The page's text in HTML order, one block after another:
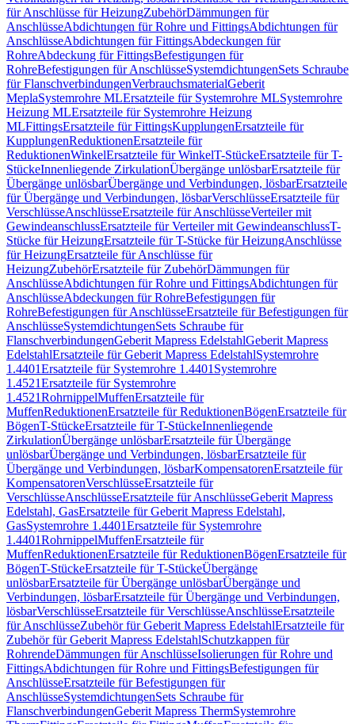
für Anschlüsse für HeizungZubehörDämmungen für
AnschlüsseAbdichtungen für Rohre und FittingsAbdichtungen für
AnschlüsseAbdichtungen für FittingsAbdeckungen für
RohreAbdeckung für FittingsBefestigungen für
RohreBefestigungen für AnschlüsseSystemdichtungenSets Schraube
für FlanschverbindungenVerbrauchsmaterialGeberit
MeplaSystemrohre MLErsatzteile für Systemrohre MLSystemrohre
Heizung MLErsatzteile für Systemrohre Heizung
MLFittingsErsatzteile für FittingsKupplungenErsatzteile für
KupplungenReduktionenErsatzteile für
ReduktionenWinkelErsatzteile für WinkelT-StückeErsatzteile für T-
StückeInnenliegende ZirkulationÜbergänge unlösbarErsatzteile für
Übergänge unlösbarÜbergänge und Verbindungen, lösbarErsatzteile
für Übergänge und Verbindungen, lösbarVerschlüsseErsatzteile für
VerschlüsseAnschlüsseErsatzteile für AnschlüsseVerteiler mit
GewindeanschlussErsatzteile für Verteiler mit GewindeanschlussT-
Stücke für HeizungErsatzteile für T-Stücke für HeizungAnschlüsse
für HeizungErsatzteile für Anschlüsse für
HeizungZubehörErsatzteile für ZubehörDämmungen für
AnschlüsseAbdichtungen für Rohre und FittingsAbdichtungen für
AnschlüsseAbdeckungen für RohreBefestigungen für
RohreBefestigungen für AnschlüsseErsatzteile für Befestigungen für
AnschlüsseSystemdichtungenSets Schraube für
FlanschverbindungenGeberit Mapress EdelstahlGeberit Mapress
EdelstahlErsatzteile für Geberit Mapress EdelstahlSystemrohre
1.4401Ersatzteile für Systemrohre 1.4401 Systemrohre
1.4521Ersatzteile für Systemrohre
1.4521RohrnippelMuffenErsatzteile für
MuffenReduktionenErsatzteile für ReduktionenBögenErsatzteile für
BögenT-StückeErsatzteile für T-StückeInnenliegende
ZirkulationÜbergänge unlösbarErsatzteile für Übergänge
unlösbarÜbergänge und Verbindungen, lösbarErsatzteile für
Übergänge und Verbindungen, lösbarKompensatorenErsatzteile für
KompensatorenVerschlüsseErsatzteile für
VerschlüsseAnschlüsseErsatzteile für AnschlüsseGeberit Mapress
Edelstahl, GasErsatzteile für Geberit Mapress Edelstahl,
GasSystemrohre 1.4401Ersatzteile für Systemrohre
1.4401RohrnippelMuffenErsatzteile für
MuffenReduktionenErsatzteile für ReduktionenBögenErsatzteile für
BögenT-StückeErsatzteile für T-StückeÜbergänge
unlösbarErsatzteile für Übergänge unlösbarÜbergänge und
Verbindungen, lösbarErsatzteile für Übergänge und Verbindungen,
lösbarVerschlüsseErsatzteile für VerschlüsseAnschlüsseErsatzteile
für AnschlüsseZubehör für Geberit Mapress EdelstahlErsatzteile für
Zubehör für Geberit Mapress EdelstahlSchutzkappen für
RohrendeDämmungen für AnschlüsseIsolierungen für Rohre und
FittingsAbdichtungen für Rohre und FittingsBefestigungen für
AnschlüsseErsatzteile für Befestigungen für
AnschlüsseSystemdichtungenSets Schraube für
FlanschverbindungenGeberit Mapress ThermSystemrohre